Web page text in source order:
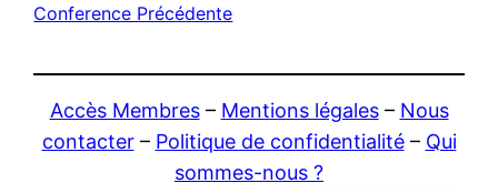
Conference Précédente
Accès Membres– Mentions légales– Nous
contacter– Politique de confidentialité– Qui
sommes-nous ?